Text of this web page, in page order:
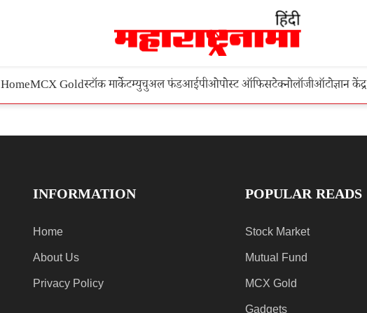
HomeMCX Goldस्टॉक मार्केटम्युचुअल फंडआईपीओपोस्ट ऑफिसटेक्नोलॉजीऑटोज्ञान केंद्र
INFORMATION
Home
About Us
Privacy Policy
POPULAR READS
Stock Market
Mutual Fund
MCX Gold
Gadgets